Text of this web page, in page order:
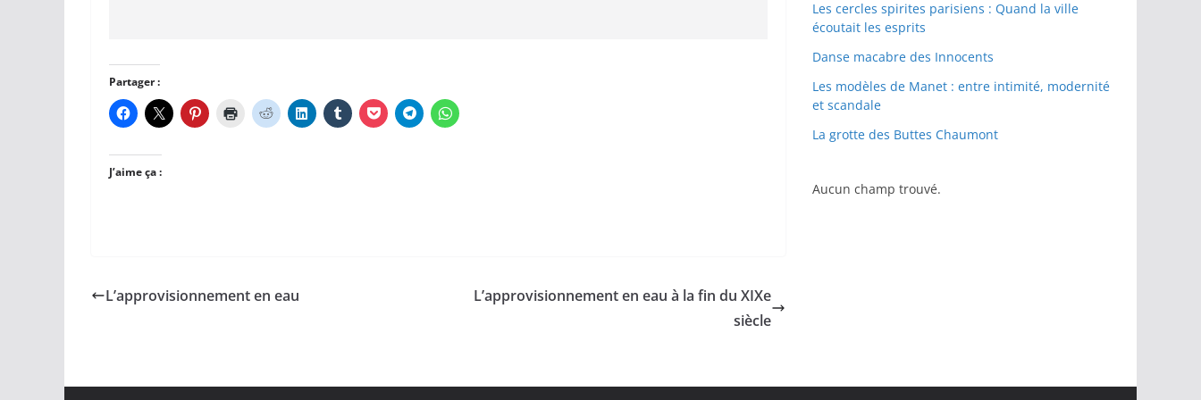
Partager :
J’aime ça :
L’approvisionnement en eau
L’approvisionnement en eau à la fin du XIXe
siècle
Les cercles spirites parisiens : Quand la ville
écoutait les esprits
Danse macabre des Innocents
Les modèles de Manet : entre intimité, modernité
et scandale
La grotte des Buttes Chaumont
Aucun champ trouvé.